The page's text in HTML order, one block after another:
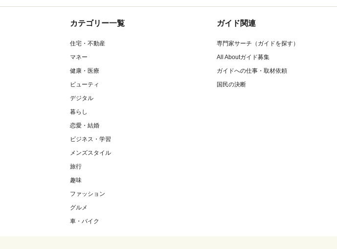
カテゴリー一覧
住宅・不動産
マネー
健康・医療
ビューティ
デジタル
暮らし
恋愛・結婚
ビジネス・学習
メンズスタイル
旅行
趣味
ファッション
グルメ
車・バイク
ガイド関連
専門家サーチ（ガイドを探す）
All Aboutガイド募集
ガイドへの仕事・取材依頼
国民の決断